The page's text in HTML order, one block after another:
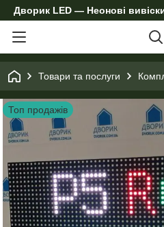
Дворик LED — Неонові
Товари та послуги
Топ продажів